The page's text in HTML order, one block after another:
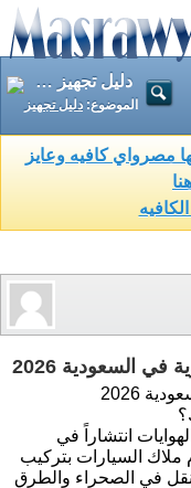
دليل تجهيز سيارات الرحلات البرية في السعودية 2026
الموضوع: دليل تجهيز
مصرواي كافيه وعايز
السعودية 2026
2026
انتشاراً في
ملاك السيارات بتركيب
في الصحراء والطرق